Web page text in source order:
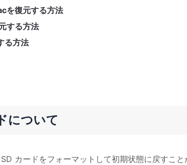
を復元する方法
する方法
る方法
について
カードをフォーマットして初期状態に戻すこと